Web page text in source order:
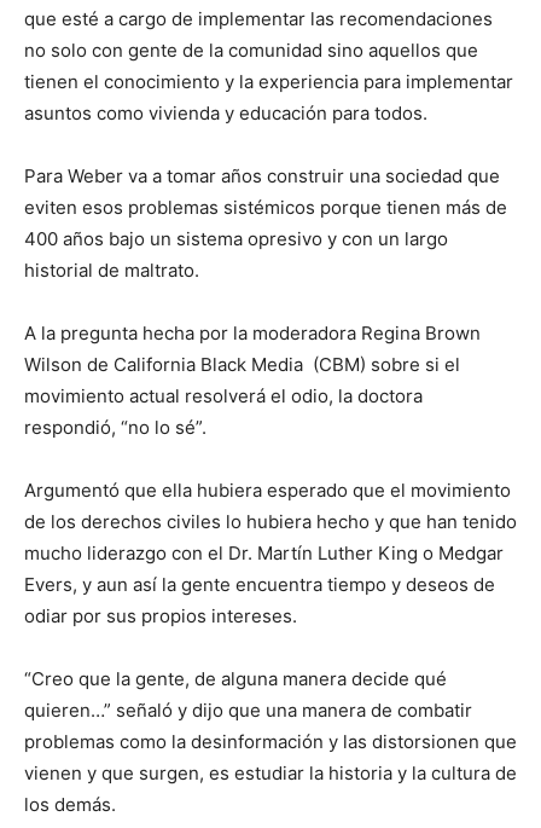
que esté a cargo de implementar las recomendaciones
no solo con gente de la comunidad sino aquellos que
tienen el conocimiento y la experiencia para implementar
asuntos como vivienda y educación para todos.
Para Weber va a tomar años construir una sociedad que
eviten esos problemas sistémicos porque tienen más de
400 años bajo un sistema opresivo y con un largo
historial de maltrato.
A la pregunta hecha por la moderadora Regina Brown
Wilson de California Black Media (CBM) sobre si el
movimiento actual resolverá el odio, la doctora
respondió, “no lo sé”.
Argumentó que ella hubiera esperado que el movimiento
de los derechos civiles lo hubiera hecho y que han tenido
mucho liderazgo con el Dr. Martín Luther King o Medgar
Evers, y aun así la gente encuentra tiempo y deseos de
odiar por sus propios intereses.
“Creo que la gente, de alguna manera decide qué
quieren…” señaló y dijo que una manera de combatir
problemas como la desinformación y las distorsionen que
vienen y que surgen, es estudiar la historia y la cultura de
los demás.